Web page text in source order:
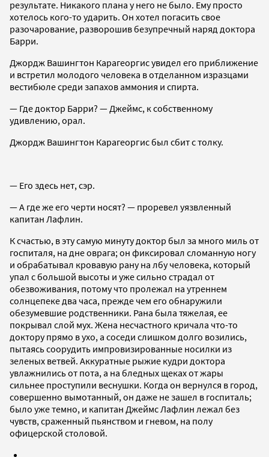
результате. Никакого плана у него не было. Ему просто
хотелось кого-то ударить. Он хотел погасить свое
разочарование, разворошив безупречный наряд доктора
Барри.
Джордж Вашингтон Карагеоргис увидел его приближение
и встретил молодого человека в отделанном изразцами
вестибюле среди запахов аммония и спирта.
— Где доктор Барри? — Джеймс, к собственному
удивлению, орал.
Джордж Вашингтон Карагеоргис был сбит с толку.
— Его здесь нет, сэр.
— А где же его черти носят? — проревел уязвленный
капитан Лафлин.
К счастью, в эту самую минуту доктор был за много миль от
госпиталя, на дне оврага; он фиксировал сломанную ногу
и обрабатывал кровавую рану на лбу человека, который
упал с большой высоты и уже сильно страдал от
обезвоживания, потому что пролежал на утреннем
солнцепеке два часа, прежде чем его обнаружили
обезумевшие родственники. Рана была тяжелая, ее
покрывал слой мух. Жена несчастного кричала что-то
доктору прямо в ухо, а соседи слишком долго возились,
пытаясь соорудить импровизированные носилки из
зеленых ветвей. Аккуратные рыжие кудри доктора
увлажнились от пота, а на бледных щеках от жары
сильнее проступили веснушки. Когда он вернулся в город,
совершенно вымотанный, он даже не зашел в госпиталь;
было уже темно, и капитан Джеймс Лафлин лежал без
чувств, сраженный пьянством и гневом, на полу
офицерской столовой.